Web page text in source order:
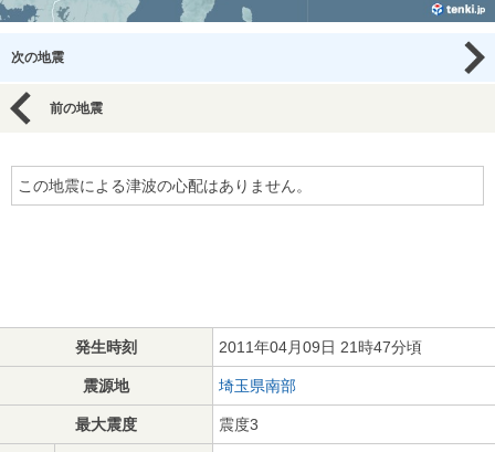
次の地震
前の地震
この地震による津波の心配はありません。
発生時刻 2011年04月09日 21時47分頃
震源地 埼玉県南部
最大震度 震度3